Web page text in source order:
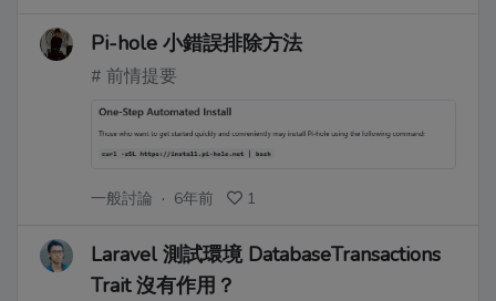
Pi-hole 小錯誤排除方法
# 前情提要
一般討論 · 6年前 1
Laravel 測試環境 DatabaseTransactions
Trait 沒有作用？